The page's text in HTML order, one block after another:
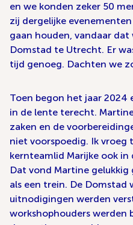
en we konden zeker 50
zij dergelijke
gaan houden, vandaar
Domstad te Utrecht. Er
tijd genoeg. Dachten we
Toen begon het jaar 2024
in de lente terecht.
zaken en de
niet voorspoedig. Ik
kernteamlid Marijke ook
Dat vond Martine
als een trein. De Domstad
uitnodigingen werden
workshophouders werden